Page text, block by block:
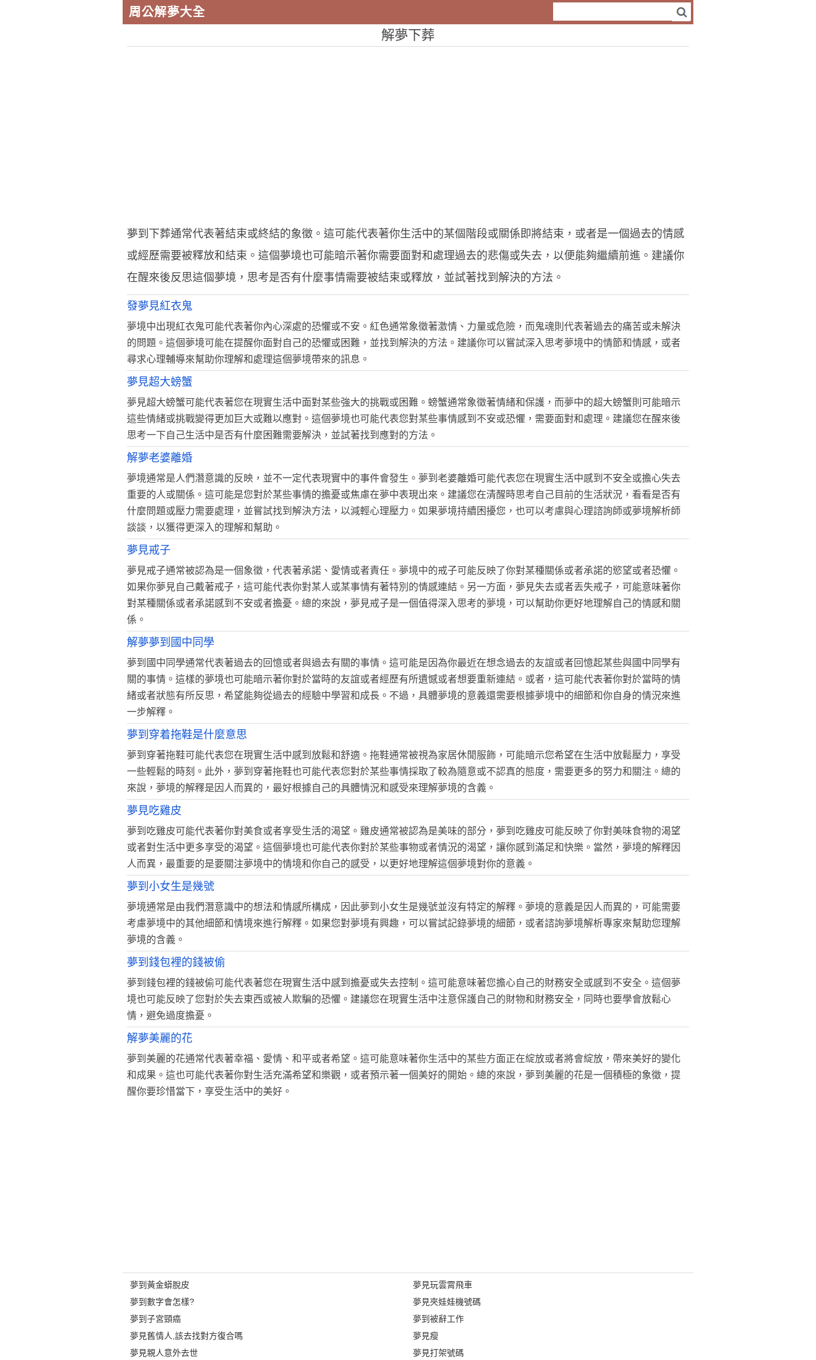
周公解夢大全
解夢下葬
夢到下葬通常代表著結束或終結的象徵。這可能代表著你生活中的某個階段或關係即將結束，或者是一個過去的情感
或經歷需要被釋放和結束。這個夢境也可能暗示著你需要面對和處理過去的悲傷或失去，以便能夠繼續前進。建議你
在醒來後反思這個夢境，思考是否有什麼事情需要被結束或釋放，並試著找到解決的方法。
發夢見紅衣鬼
夢境中出現紅衣鬼可能代表著你內心深處的恐懼或不安。紅色通常象徵著激情、力量或危險，而鬼魂則代表著過去的痛苦或未解決
的問題。這個夢境可能在提醒你面對自己的恐懼或困難，並找到解決的方法。建議你可以嘗試深入思考夢境中的情節和情感，或者
尋求心理輔導來幫助你理解和處理這個夢境帶來的訊息。
夢見超大螃蟹
夢見超大螃蟹可能代表著您在現實生活中面對某些強大的挑戰或困難。螃蟹通常象徵著情緒和保護，而夢中的超大螃蟹則可能暗示
這些情緒或挑戰變得更加巨大或難以應對。這個夢境也可能代表您對某些事情感到不安或恐懼，需要面對和處理。建議您在醒來後
思考一下自己生活中是否有什麼困難需要解決，並試著找到應對的方法。
解夢老婆離婚
夢境通常是人們潛意識的反映，並不一定代表現實中的事件會發生。夢到老婆離婚可能代表您在現實生活中感到不安全或擔心失去
重要的人或關係。這可能是您對於某些事情的擔憂或焦慮在夢中表現出來。建議您在清醒時思考自己目前的生活狀況，看看是否有
什麼問題或壓力需要處理，並嘗試找到解決方法，以減輕心理壓力。如果夢境持續困擾您，也可以考慮與心理諮詢師或夢境解析師
談談，以獲得更深入的理解和幫助。
夢見戒子
夢見戒子通常被認為是一個象徵，代表著承諾、愛情或者責任。夢境中的戒子可能反映了你對某種關係或者承諾的慾望或者恐懼。
如果你夢見自己戴著戒子，這可能代表你對某人或某事情有著特別的情感連結。另一方面，夢見失去或者丟失戒子，可能意味著你
對某種關係或者承諾感到不安或者擔憂。總的來說，夢見戒子是一個值得深入思考的夢境，可以幫助你更好地理解自己的情感和關
係。
解夢夢到國中同學
夢到國中同學通常代表著過去的回憶或者與過去有關的事情。這可能是因為你最近在想念過去的友誼或者回憶起某些與國中同學有
關的事情。這樣的夢境也可能暗示著你對於當時的友誼或者經歷有所遺憾或者想要重新連結。或者，這可能代表著你對於當時的情
緒或者狀態有所反思，希望能夠從過去的經驗中學習和成長。不過，具體夢境的意義還需要根據夢境中的細節和你自身的情況來進
一步解釋。
夢到穿着拖鞋是什麼意思
夢到穿著拖鞋可能代表您在現實生活中感到放鬆和舒適。拖鞋通常被視為家居休閒服飾，可能暗示您希望在生活中放鬆壓力，享受
一些輕鬆的時刻。此外，夢到穿著拖鞋也可能代表您對於某些事情採取了較為隨意或不認真的態度，需要更多的努力和關注。總的
來說，夢境的解釋是因人而異的，最好根據自己的具體情況和感受來理解夢境的含義。
夢見吃雞皮
夢到吃雞皮可能代表著你對美食或者享受生活的渴望。雞皮通常被認為是美味的部分，夢到吃雞皮可能反映了你對美味食物的渴望
或者對生活中更多享受的渴望。這個夢境也可能代表你對於某些事物或者情況的渴望，讓你感到滿足和快樂。當然，夢境的解釋因
人而異，最重要的是要關注夢境中的情境和你自己的感受，以更好地理解這個夢境對你的意義。
夢到小女生是幾號
夢境通常是由我們潛意識中的想法和情感所構成，因此夢到小女生是幾號並沒有特定的解釋。夢境的意義是因人而異的，可能需要
考慮夢境中的其他細節和情境來進行解釋。如果您對夢境有興趣，可以嘗試記錄夢境的細節，或者諮詢夢境解析專家來幫助您理解
夢境的含義。
夢到錢包裡的錢被偷
夢到錢包裡的錢被偷可能代表著您在現實生活中感到擔憂或失去控制。這可能意味著您擔心自己的財務安全或感到不安全。這個夢
境也可能反映了您對於失去東西或被人欺騙的恐懼。建議您在現實生活中注意保護自己的財物和財務安全，同時也要學會放鬆心
情，避免過度擔憂。
解夢美麗的花
夢到美麗的花通常代表著幸福、愛情、和平或者希望。這可能意味著你生活中的某些方面正在綻放或者將會綻放，帶來美好的變化
和成果。這也可能代表著你對生活充滿希望和樂觀，或者預示著一個美好的開始。總的來說，夢到美麗的花是一個積極的象徵，提
醒你要珍惜當下，享受生活中的美好。
夢到黃金蟒脫皮
夢到數字會怎樣?
夢到子宮頸癌
夢見舊情人,該去找對方復合嗎
夢見親人意外去世
夢見玩雲霄飛車
夢見夾娃娃機號碼
夢到被辭工作
夢見瘦
夢見打架號碼